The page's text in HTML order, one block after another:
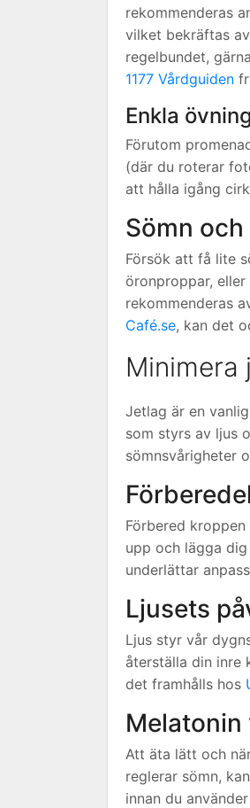
rekommenderas
vilket bekräftas
regelbundet,
1177 Vårdguiden
Enkla
Förutom
(där du roterar
att hålla igång
Sömn och
Försök att få lite
öronproppar,
rekommenderas
Café.se, kan det
Minimera
Jetlag är en
som styrs av ljus
sömnsvårigheter
Förbered
upp och lägga
underlättar
Ljusets
Ljus styr vår
återställa din inre
det framhålls hos
Att äta lätt och
reglerar sömn,
innan du